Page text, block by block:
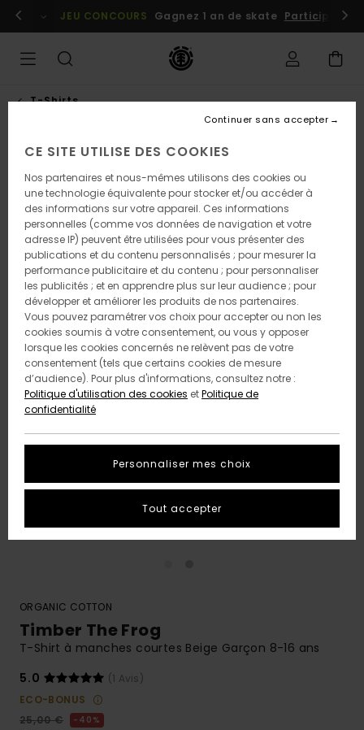
l'information
Se connecter / s'inscrire
JEU CONCOURS Gagnez 1 an de skate Participez
T-Shirts
ORGANIC COTTON
Timber The Frog
T-Shirt à manches courtes Beige Garçon 8-16 ans
5.0
(1 Avis)
ECO-BONUS
25,00 €
40%
CE SITE UTILISE DES COOKIES
Nos partenaires et nous-mêmes utilisons des cookies ou
une technologie équivalente pour stocker et/ou accéder à
des informations sur votre appareil. Ces informations
personnelles (comme vos données de navigation et votre
adresse IP) peuvent être utilisées pour vous présenter des
publications et du contenu personnalisés ; pour mesurer la
performance publicitaire et du contenu ; pour personnaliser
les publicités ; et en apprendre plus sur leur audience ; pour
développer et améliorer les produits de nos partenaires.
Vous pouvez paramétrer vos choix pour accepter ou non les
cookies soumis à votre consentement, ou vous y opposer
lorsque les cookies concernés ne relèvent pas de votre
consentement (tels que certains cookies de mesure
d’audience). Pour plus d'informations, consultez notre :
Politique d'utilisation des cookies etPolitique de
confidentialité
Personnaliser mes choix
Continuer sans accepter
Tout accepter